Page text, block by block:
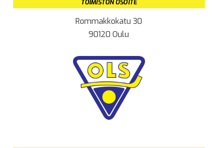
TOIMISTON OSOITE
Rommakkokatu 30
90120 Oulu